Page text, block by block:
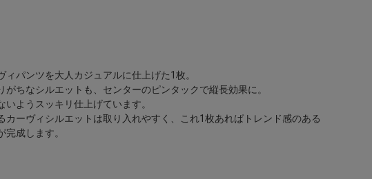
ィパンツを大人カジュアルに仕上げた1枚。
がちなシルエットも、センターのピンタックで縦長効果に。
いようスッキリ仕上げています。
カーヴィシルエットは取り入れやすく、これ1枚あればトレンド感のある
完成します。